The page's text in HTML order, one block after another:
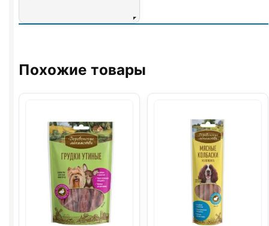
Похожие товары